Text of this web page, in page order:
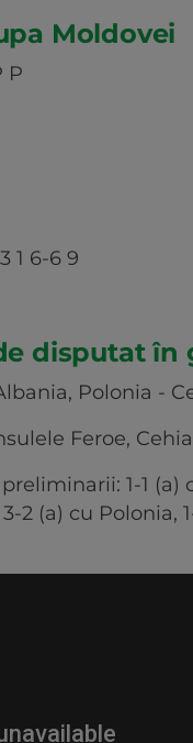
Moldovei
P
1 6-6 9
disputat în
Polonia -
Feroe,
1-1 (a)
2 (a) cu Polonia,